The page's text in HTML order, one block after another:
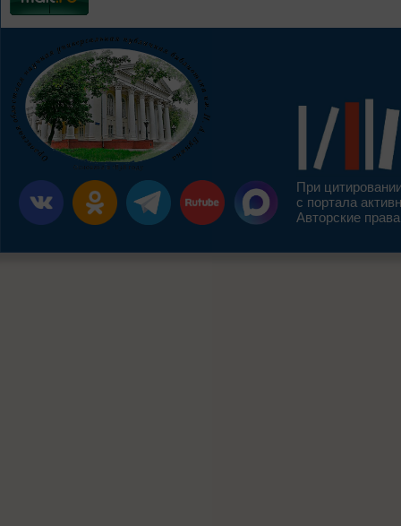
При
с портала
Авторские